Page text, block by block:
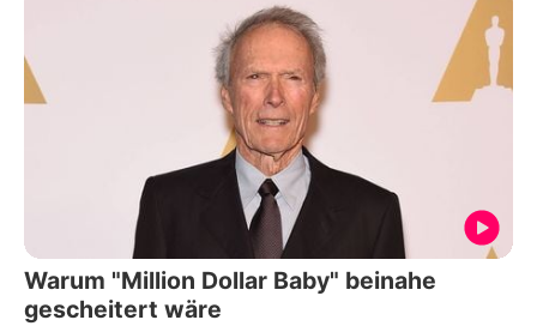
Warum "Million Dollar Baby" beinahe
gescheitert wäre